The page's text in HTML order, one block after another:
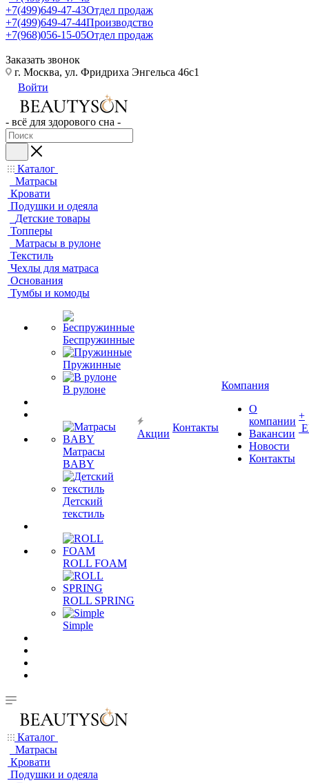
+7(499)649-47-43Отдел продаж
+7(499)649-47-44Производство
+7(968)056-15-05Отдел продаж
Заказать звонок
г. Москва, ул. Фридриха Энгельса 46с1
Войти
- всё для здорового сна -
Каталог
Матрасы
Кровати
Подушки и одеяла
Детские товары
Топперы
Матрасы в рулоне
Текстиль
Чехлы для матраса
Основания
Тумбы и комоды
Беспружинные
Пружинные
В рулоне
Матрасы
BABY
Детский
текстиль
ROLL FOAM
ROLL SPRING
Simple
Акции
Контакты
Компания
О
компании
Вакансии
Новости
Контакты
+
Каталог
Матрасы
Кровати
Подушки и одеяла